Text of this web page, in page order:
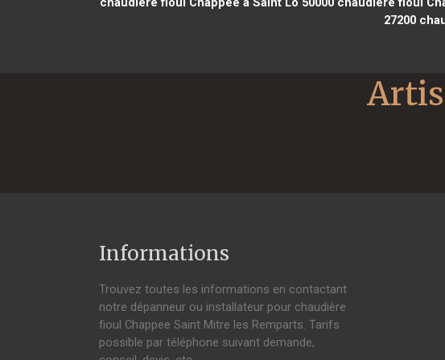
27200
Informations
Trouvez toutes les informations en contactant
notre dépanneur ou installateur pour chaudière
fioul Chappee Saint Mitre les Remparts. Tarifs
possible par téléphone suivant demande,